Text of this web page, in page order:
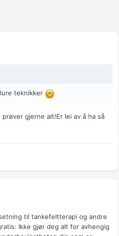
teknikker
gjerne alt!Er lei av å ha så
til tankefeltterapi og andre
Ikke gjør deg alt for avhengig